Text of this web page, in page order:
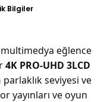
Bilgiler
multimedya eğlence
4K PRO-UHD 3LCD
parlaklık seviyesi ve
yayınları ve oyun